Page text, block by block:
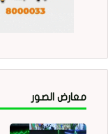
معارض الصور